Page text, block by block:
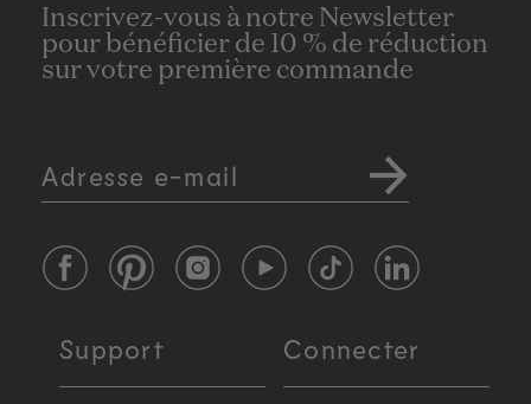
Inscrivez-vous à notre Newsletter
pour bénéficier de 10 % de réduction
sur votre première commande
Adresse e-mail
FacebookPinterestInstagramYouTubeTikTokLinkedIn
Support Connecter